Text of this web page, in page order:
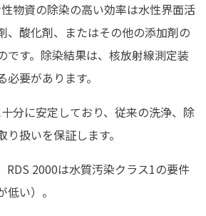
物資の除染の高い効率は水性界面活
、酸化剤、またはその他の添加剤の
です。除染結果は、核放射線測定装
要があります。
分に安定しており、従来の洗浄、除
扱いを保証します。
RDS 2000は水質汚染クラス1の要件
低い）。